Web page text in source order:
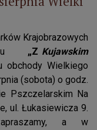
Krajobrazowych
„Z Kujawskim
obchody Wielkiego
(sobota) o godz.
Pszczelarskim Na
ul. Łukasiewicza 9.
a w